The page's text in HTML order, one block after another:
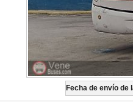
Fecha de envío de